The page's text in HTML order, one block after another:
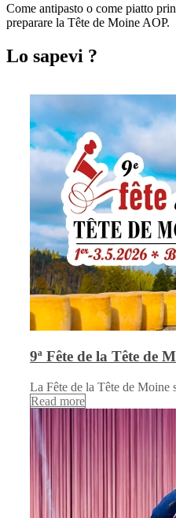
Come antipasto o come piatto
preparare la Tête de Moine AOP.
Lo sapevi ?
9ª Fête de la Tête de
La Fête de la Tête de
Read more